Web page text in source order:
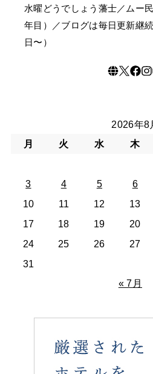
水曜どうでしょう藩士／ムー
年目）／ブログは毎日更新継
日〜）
2026年8
月
火 水 木
3
4 5 6
10
11 12 13
17
18 19 20
24
25 26 27
31
« 7月